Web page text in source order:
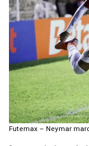
Futemax – Neymar